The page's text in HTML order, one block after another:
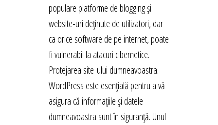
populare platforme de blogging și
website-uri deținute de utilizatori, dar
ca orice software de pe internet, poate
fi vulnerabil la atacuri cibernetice.
Protejarea site-ului dumneavoastra.
WordPress este esențială pentru a vă
asigura că informațiile și datele
dumneavoastra sunt în siguranță. Unul